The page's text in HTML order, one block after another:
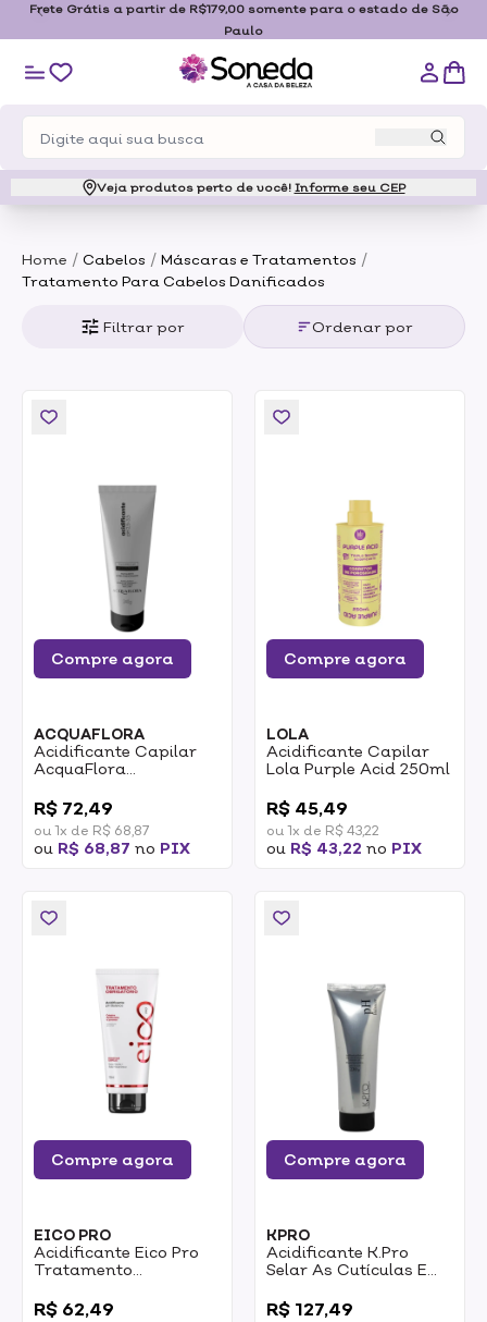
Frete Grátis a partir de R$179,00 somente para o estado de São
Paulo
Veja produtos perto de você! Informe seu CEP
Home / Cabelos / Máscaras e Tratamentos /
Tratamento Para Cabelos Danificados
Filtrar por Ordenar por
Compre agora
ACQUAFLORA
Acidificante Capilar
AcquaFlora
Condicionante 240g
R$ 72,49
ou 1x de R$ 68,87
ou R$ 68,87 no PIX
Compre agora
LOLA
Acidificante Capilar
Lola Purple Acid 250ml
R$ 45,49
ou 1x de R$ 43,22
ou R$ 43,22 no PIX
Compre agora
EICO PRO
Acidificante Eico Pro
Tratamento
R$ 62,49
Compre agora
KPRO
Acidificante K.Pro
Selar As Cutículas E
R$ 127,49